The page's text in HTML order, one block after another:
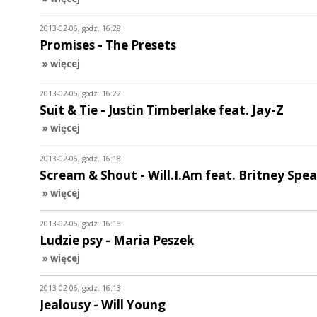
2013-02-06, godz. 16:28
Promises - The Presets
» więcej
2013-02-06, godz. 16:22
Suit & Tie - Justin Timberlake feat. Jay-Z
» więcej
2013-02-06, godz. 16:18
Scream & Shout - Will.I.Am feat. Britney
» więcej
2013-02-06, godz. 16:16
Ludzie psy - Maria Peszek
» więcej
2013-02-06, godz. 16:13
Jealousy - Will Young